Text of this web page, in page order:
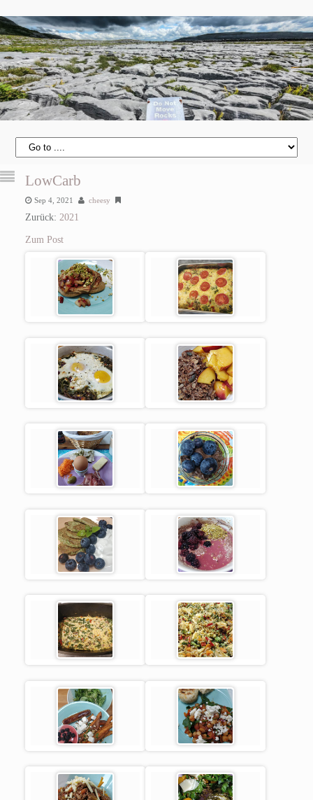
LowCarb
Sep 4, 2021 cheesy
Zurück: 2021
Zum Post